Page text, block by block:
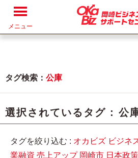
メニュー
タグ検索： 公庫
選択されているタグ : 公
タグを絞り込む : オカビズ ビジネ
業融資 売上アップ 岡崎市 日本政